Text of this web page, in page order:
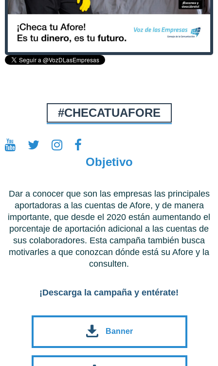
#CHECATUAFORE
Objetivo
Dar a conocer que son las empresas las principales
aportadoras a las cuentas de Afore, y de manera
importante, que desde el 2020 están aumentando el
porcentaje de aportación adicional a las cuentas de
sus colaboradores. Esta campaña también busca
motivarles a que conozcan dónde está su Afore y la
consulten.
¡Descarga la campaña y entérate!
Banner